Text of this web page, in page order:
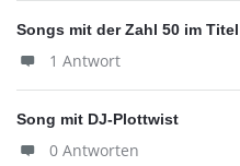
Songs mit der Zahl 50 im Titel
1 Antwort
Song mit DJ-Plottwist
0 Antworten